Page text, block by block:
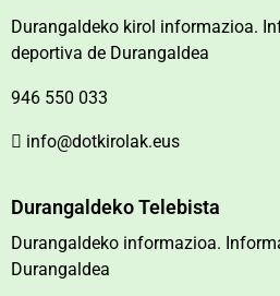
Durangaldeko kirol informazioa.
deportiva de Durangaldea
946 550 033
info@dotkirolak.eus
Durangaldeko Telebista
Durangaldeko informazioa.
Durangaldea